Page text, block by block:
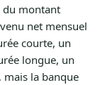
du montant
net mensuel
courte, un
longue, un
mais la banque